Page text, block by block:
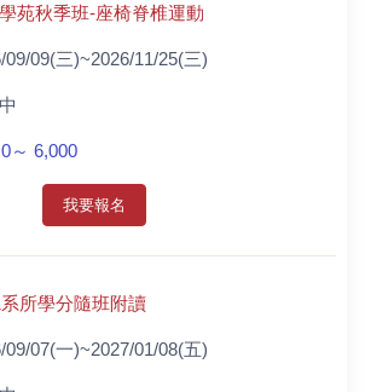
苑秋季班-座椅脊椎運動
09/09(三)~2026/11/25(三)
～ 6,000
我要報名
所學分隨班附讀
09/07(一)~2027/01/08(五)